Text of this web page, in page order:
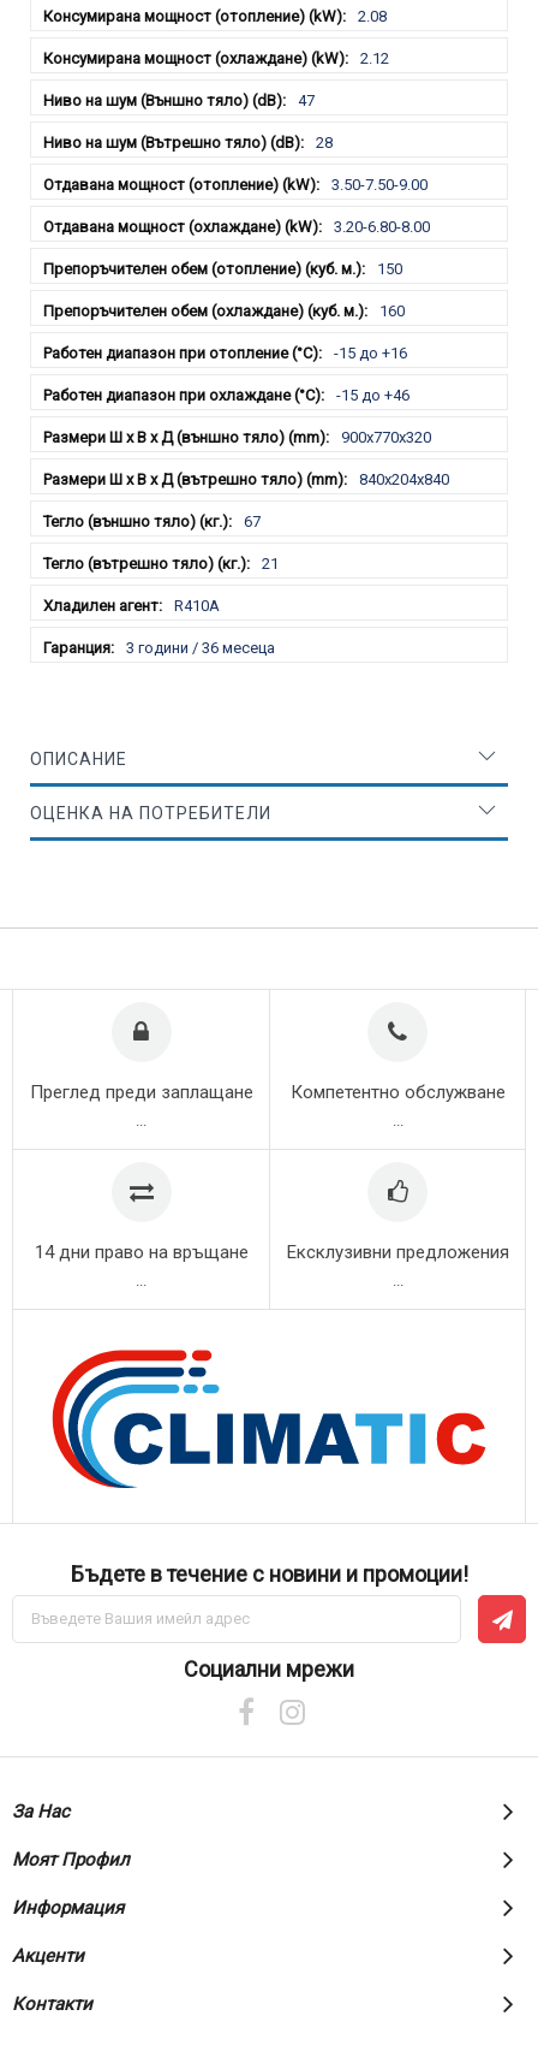
2.08
2.12
47
28
3.50-7.50-9.00
3.20-6.80-8.00
150
160
-15 до +16
-15 до +46
900x770x320
840x204x840
67
21
R410A
3 години / 36 месеца
ОПИСАНИЕ
ОЦЕНКА НА ПОТРЕБИТЕЛИ
Преглед преди заплащане
...
Компетентно обслужване
...
14 дни право на връщане
...
Ексклузивни предложения
...
Бъдете в течение с новини и промоции!
Абонирай
за
Социални мрежи
За Нас
Моят Профил
Информация
Акценти
Контакти